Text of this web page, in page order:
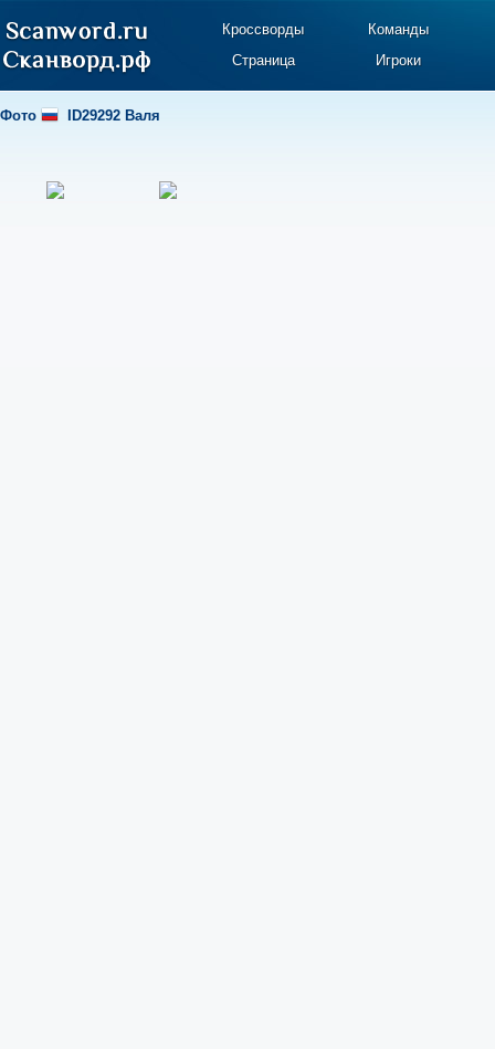
Кроссворды
Команды
Страница
Игроки
Фото ID29292 Валя